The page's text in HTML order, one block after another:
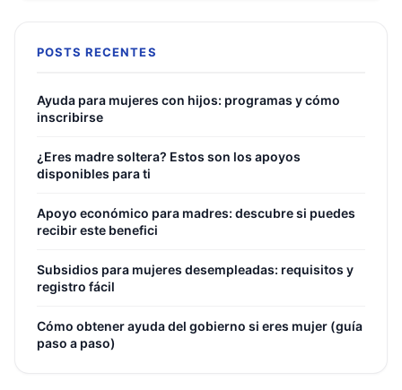
POSTS RECENTES
Ayuda para mujeres con hijos: programas y cómo
inscribirse
¿Eres madre soltera? Estos son los apoyos
disponibles para ti
Apoyo económico para madres: descubre si puedes
recibir este benefici
Subsidios para mujeres desempleadas: requisitos y
registro fácil
Cómo obtener ayuda del gobierno si eres mujer (guía
paso a paso)